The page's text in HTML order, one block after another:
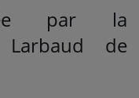
par la
Larbaud de